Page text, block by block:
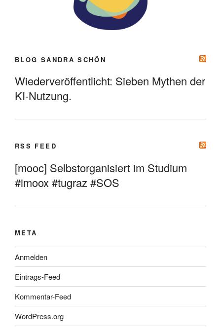
BLOG SANDRA SCHÖN
Wiederveröffentlicht: Sieben Mythen der
KI-Nutzung.
RSS FEED
[mooc] Selbstorganisiert im Studium
#imoox #tugraz #SOS
META
Anmelden
Eintrags-Feed
Kommentar-Feed
WordPress.org